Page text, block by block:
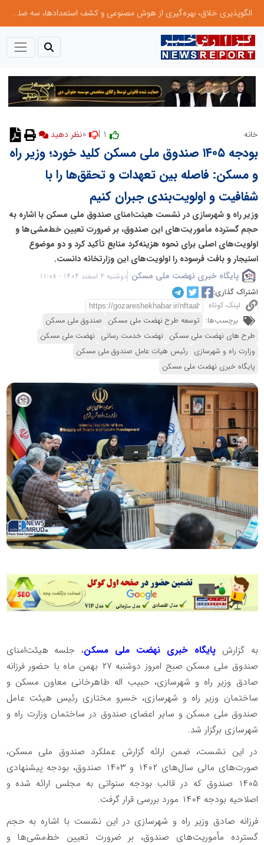
الگوپذیری خلاق، بهره‌گیری از هوش مصنوعی و کشف استعدادها، سه ضلع موفقیت جوانان کارآفرین
خانه نظر دهید
بودجه ۱۴۰۵ صندوق ملی مسکن کلید خورد؛ وزیر راه
و مسکن: فاصله بین تعهدات و تحقق‌ها را با
شفافیت و اولویت‌بندی جبران کنیم
وزیر راه و شهرسازی در نشست هیئت‌امنای صندوق ملی مسکن با اشاره به
حجم گسترده مأموریت‌های این صندوق، بر ضرورت تعیین خط‌مشی‌ها و
اولویت‌های اصلی برای نحوه هزینه‌کرد منابع تأکید کرد و دو موضوع
استیجار و بافت فرسوده را اولویت‌های این وزارتخانه دانست.
پایگاه خبری نهضت ملی مسکن دوشنبه 4 اسفند 1404 - 11:08
اشتراک گذاری:
لینک کوتاه
برچسب‌ها: توسعه طرح نهضت ملی مسکن صندوق ملی مسکن
طرح های نهضت ملی مسکن نهضت خدمت رسانی نهضت ملی مسکن
وزارت راه و شهرسازی رئیس هیات عامل صندوق ملی مسکن
پایگاه خبری نهضت ملی مسکن
به گزارشپایگاه خبری نهضت ملی مسکن، جلسه هیئت‌امنای
صندوق ملی مسکن صبح امروز دوشنبه ۲۷ بهمن ماه با حضور فرزانه
صادق وزیر راه و شهرسازی، حبیب اله طاهرخانی معاون مسکن و
ساختمان وزیر راه و شهرسازی، خسرو مختاری رئیس هیئت عامل
صندوق ملی مسکن و سایر اعضای صندوق در ساختمان وزارت راه و
شهرسازی برگزار شد.
در این نشست، ضمن ارائه گزارش عملکرد صندوق ملی مسکن،
صورت‌های مالی سال‌های ۱۴۰۲ و ۱۴۰۳ صندوق، بودجه پیشنهادی
۱۴۰۵ صندوق که در قالب بودجه سنواتی به مجلس ارائه شده و
اصلاحیه بودجه ۱۴۰۴ مورد بررسی قرار گرفت.
فرزانه صادق وزیر راه و شهرسازی در این نشست با اشاره به حجم
گسترده مأموریت‌های صندوق، بر ضرورت تعیین خط‌مشی‌ها و